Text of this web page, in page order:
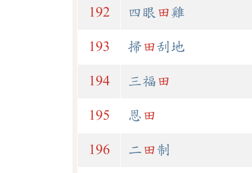
192 四眼 田雞
193 掃 田刮地
194 三福 田
195 恩 田
196 二 田 制